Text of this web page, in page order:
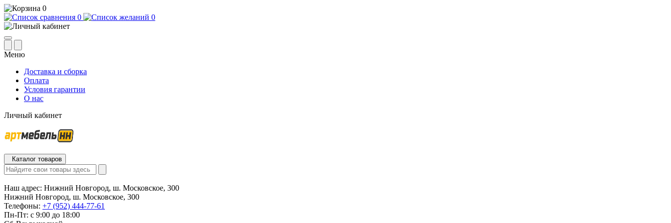
0
0
0
Меню
Доставка и сборка
Оплата
Условия гарантии
О нас
Личный кабинет
Каталог товаров
Наш адрес: Нижний Новгород, ш. Московское, 300
Нижний Новгород, ш. Московское, 300
Телефоны: +7 (952) 444-77-61
Пн-Пт: с 9:00 до 18:00